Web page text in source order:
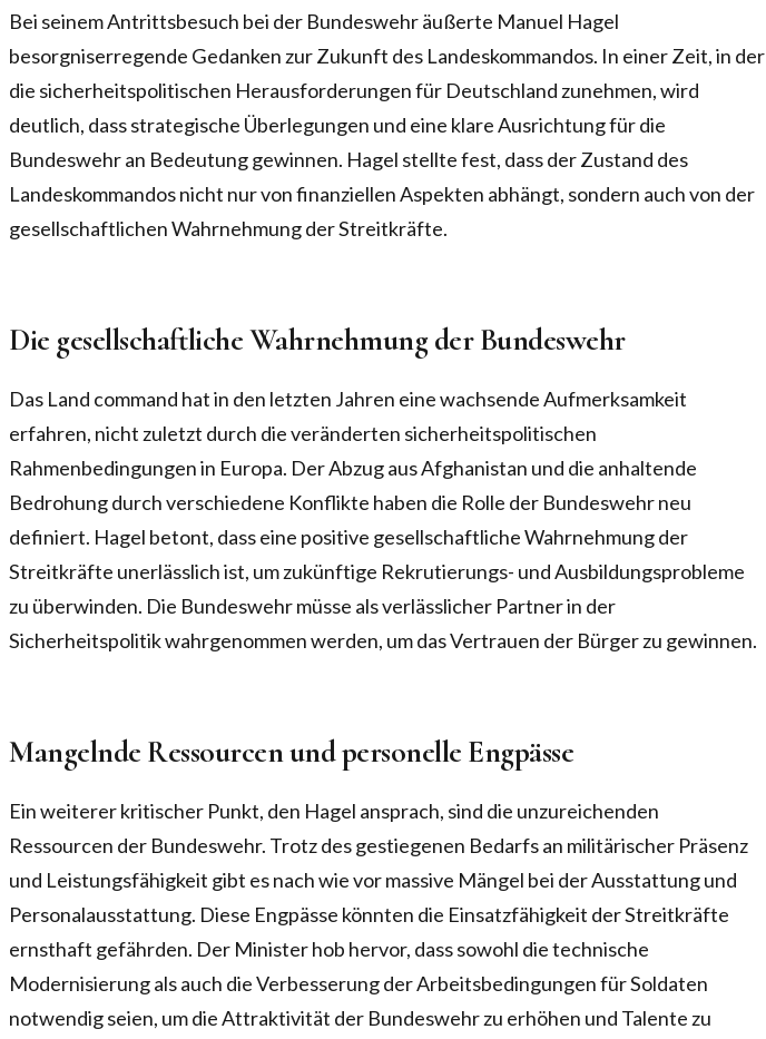
Bei seinem Antrittsbesuch bei der Bundeswehr äußerte Manuel Hagel
besorgniserregende Gedanken zur Zukunft des Landeskommandos. In einer Zeit, in der
die sicherheitspolitischen Herausforderungen für Deutschland zunehmen, wird
deutlich, dass strategische Überlegungen und eine klare Ausrichtung für die
Bundeswehr an Bedeutung gewinnen. Hagel stellte fest, dass der Zustand des
Landeskommandos nicht nur von finanziellen Aspekten abhängt, sondern auch von der
gesellschaftlichen Wahrnehmung der Streitkräfte.
Die gesellschaftliche Wahrnehmung der Bundeswehr
Das Land command hat in den letzten Jahren eine wachsende Aufmerksamkeit
erfahren, nicht zuletzt durch die veränderten sicherheitspolitischen
Rahmenbedingungen in Europa. Der Abzug aus Afghanistan und die anhaltende
Bedrohung durch verschiedene Konflikte haben die Rolle der Bundeswehr neu
definiert. Hagel betont, dass eine positive gesellschaftliche Wahrnehmung der
Streitkräfte unerlässlich ist, um zukünftige Rekrutierungs- und Ausbildungsprobleme
zu überwinden. Die Bundeswehr müsse als verlässlicher Partner in der
Sicherheitspolitik wahrgenommen werden, um das Vertrauen der Bürger zu gewinnen.
Mangelnde Ressourcen und personelle Engpässe
Ein weiterer kritischer Punkt, den Hagel ansprach, sind die unzureichenden
Ressourcen der Bundeswehr. Trotz des gestiegenen Bedarfs an militärischer Präsenz
und Leistungsfähigkeit gibt es nach wie vor massive Mängel bei der Ausstattung und
Personalausstattung. Diese Engpässe könnten die Einsatzfähigkeit der Streitkräfte
ernsthaft gefährden. Der Minister hob hervor, dass sowohl die technische
Modernisierung als auch die Verbesserung der Arbeitsbedingungen für Soldaten
notwendig seien, um die Attraktivität der Bundeswehr zu erhöhen und Talente zu